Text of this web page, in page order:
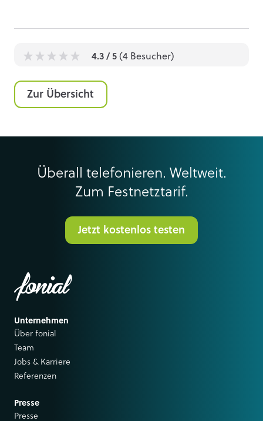
4.3 / 5 (4 Besucher)
Zur Übersicht
Überall telefonieren. Weltweit.
Zum Festnetztarif.
Jetzt kostenlos testen
Unternehmen
Über fonial
Team
Jobs & Karriere
Referenzen
Presse
Presse